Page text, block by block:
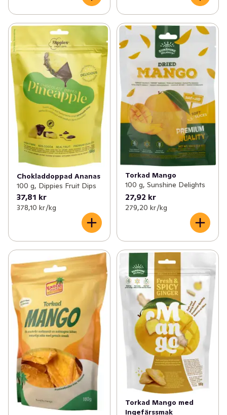
Chokladdoppad Ananas
100 g, Dippies Fruit Dips
37,81 kr
378,10 kr /kg
Torkad Mango
100 g, Sunshine Delights
27,92 kr
279,20 kr /kg
Torkad Mango med
Ingefärssmak